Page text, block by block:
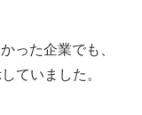
った企業でも、
ていました。